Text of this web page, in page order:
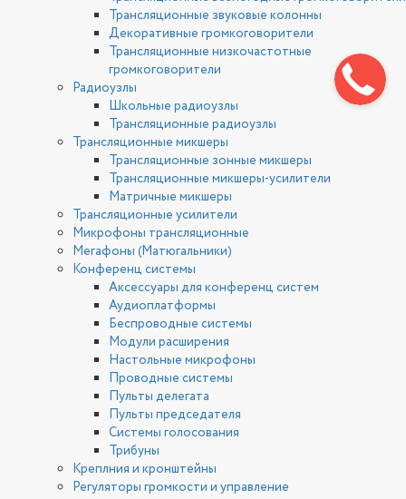
Трансляционные звуковые колонны
Декоративные громкоговорители
Трансляционные низкочастотные
громкоговорители
Радиоузлы
Школьные радиоузлы
Трансляционные радиоузлы
Трансляционные микшеры
Трансляционные зонные микшеры
Трансляционные микшеры-усилители
Матричные микшеры
Трансляционные усилители
Микрофоны трансляционные
Мегафоны (Матюгальники)
Конференц системы
Аксессуары для конференц систем
Аудиоплатформы
Беспроводные системы
Модули расширения
Настольные микрофоны
Проводные системы
Пульты делегата
Пульты председателя
Системы голосования
Трибуны
Креплния и кронштейны
Регуляторы громкости и управление